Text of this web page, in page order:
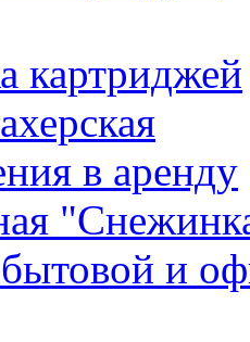
картриджей
в аренду
и